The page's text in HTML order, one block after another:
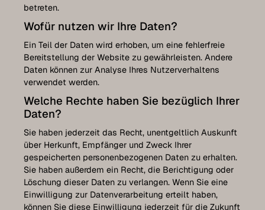
betreten.
Wofür nutzen wir Ihre Daten?
Ein Teil der Daten wird erhoben, um eine fehlerfreie
Bereitstellung der Website zu gewährleisten. Andere
Daten können zur Analyse Ihres Nutzerverhaltens
verwendet werden.
Welche Rechte haben Sie bezüglich Ihrer
Daten?
Sie haben jederzeit das Recht, unentgeltlich Auskunft
über Herkunft, Empfänger und Zweck Ihrer
gespeicherten personenbezogenen Daten zu erhalten.
Sie haben außerdem ein Recht, die Berichtigung oder
Löschung dieser Daten zu verlangen. Wenn Sie eine
Einwilligung zur Datenverarbeitung erteilt haben,
können Sie diese Einwilligung jederzeit für die Zukunft